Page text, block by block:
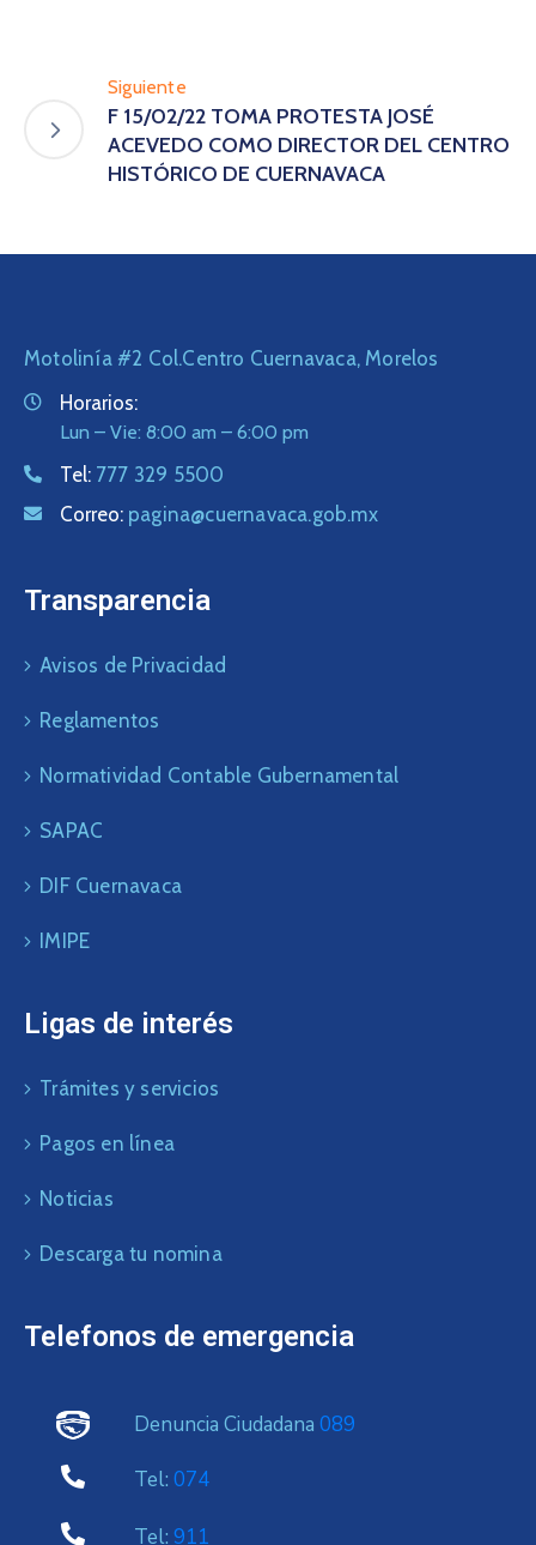
Siguiente
F 15/02/22 TOMA PROTESTA JOSÉ
ACEVEDO COMO DIRECTOR DEL CENTRO
HISTÓRICO DE CUERNAVACA
Motolinía #2 Col.Centro Cuernavaca, Morelos
Horarios:
Lun – Vie: 8:00 am – 6:00 pm
Tel: 777 329 5500
Correo: pagina@cuernavaca.gob.mx
Transparencia
Avisos de Privacidad
Reglamentos
Normatividad Contable Gubernamental
SAPAC
DIF Cuernavaca
IMIPE
Ligas de interés
Trámites y servicios
Pagos en línea
Noticias
Descarga tu nomina
Telefonos de emergencia
Denuncia Ciudadana 089
Tel: 074
Tel: 911